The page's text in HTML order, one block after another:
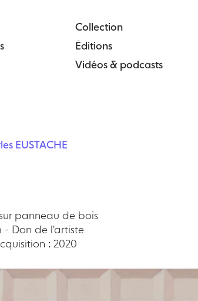
Collection
Éditions
Vidéos & podcasts
EUSTACHE
panneau de bois
- Don de l'artiste
: 2020